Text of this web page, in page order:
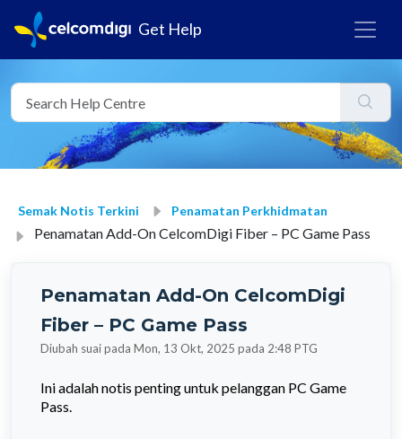
Get Help
Semak Notis Terkini Penamatan Perkhidmatan
Penamatan Add-On CelcomDigi Fiber – PC Game Pass
Penamatan Add-On CelcomDigi
Fiber – PC Game Pass
Diubah suai pada Mon, 13 Okt, 2025 pada 2:48 PTG
Ini adalah notis penting untuk pelanggan PC Game
Pass.